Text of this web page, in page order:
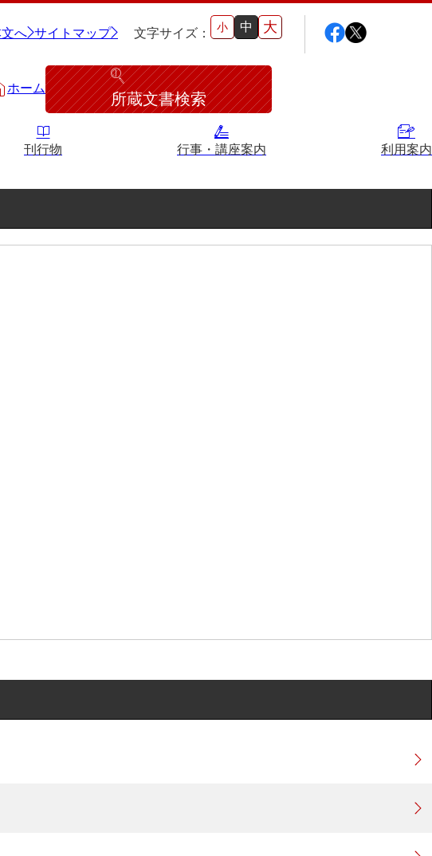
へ サイトマップ 文字サイズ： 小 中 大
ホーム
所蔵文書検索
刊行物 行事・講座案内 利用案内